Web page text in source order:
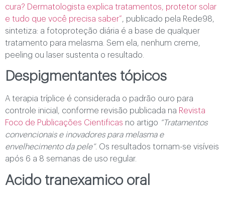
cura? Dermatologista explica tratamentos, protetor solar
e tudo que você precisa saber” , publicado pela Rede98,
sintetiza: a fotoproteção diária é a base de qualquer
tratamento para melasma. Sem ela, nenhum creme,
peeling ou laser sustenta o resultado.
Despigmentantes tópicos
A terapia tríplice é considerada o padrão ouro para
controle inicial, conforme revisão publicada na Revista
Foco de Publicações Cientificas no artigo “Tratamentos
convencionais e inovadores para melasma e
envelhecimento da pele”. Os resultados tornam-se visíveis
após 6 a 8 semanas de uso regular.
Acido tranexamico oral